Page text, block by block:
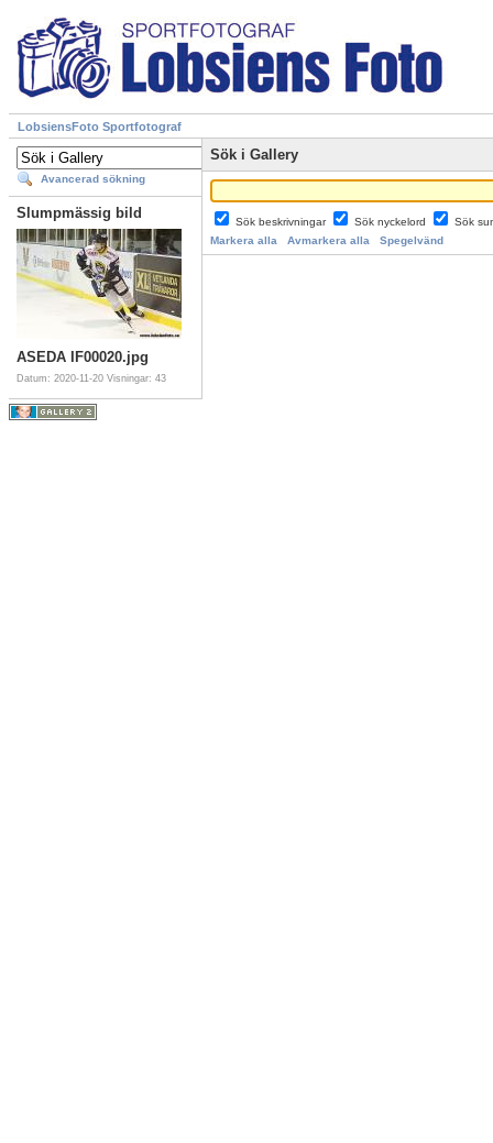
LobsiensFoto Sportfotograf
Avancerad sökning
Slumpmässig bild
ASEDA IF00020.jpg
Datum: 2020-11-20 Visningar: 43
Sök i Gallery
Sök beskrivningar Sök nyckelord
Sök
Markera alla
Avmarkera alla Spegelvänd